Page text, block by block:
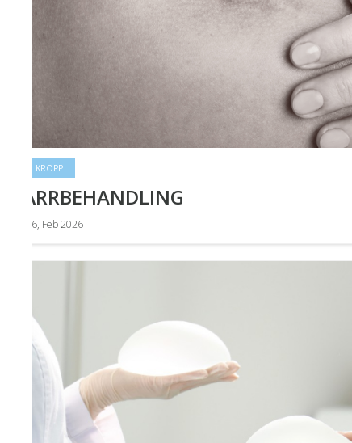
KROPP
ÄRRBEHANDLING
06, Feb 2026